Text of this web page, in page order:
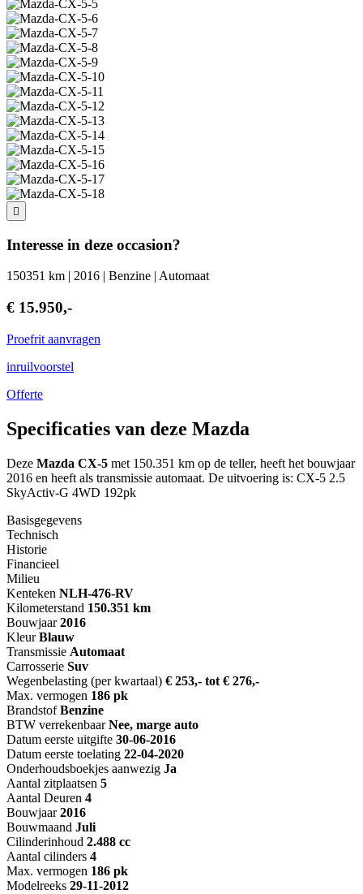
Interesse in deze occasion?
150351 km | 2016 | Benzine | Automaat
€ 15.950,-
Proefrit aanvragen
inruilvoorstel
Offerte
Specificaties van deze Mazda
Deze Mazda CX-5 met 150.351 km op de teller, heeft het bouwjaar
2016 en heeft als transmissie automaat. De uitvoering is: CX-5 2.5
SkyActiv-G 4WD 192pk
Basisgegevens
Technisch
Historie
Financieel
Milieu
Kenteken NLH-476-RV
Kilometerstand 150.351 km
Bouwjaar 2016
Kleur Blauw
Transmissie Automaat
Carrosserie Suv
Wegenbelasting (per kwartaal) € 253,- tot € 276,-
Max. vermogen 186 pk
Brandstof Benzine
BTW verrekenbaar Nee, marge auto
Datum eerste uitgifte 30-06-2016
Datum eerste toelating 22-04-2020
Onderhoudsboekjes aanwezig Ja
Aantal zitplaatsen 5
Aantal Deuren 4
Bouwjaar 2016
Bouwmaand Juli
Cilinderinhoud 2.488 cc
Aantal cilinders 4
Max. vermogen 186 pk
Modelreeks 29-11-2012